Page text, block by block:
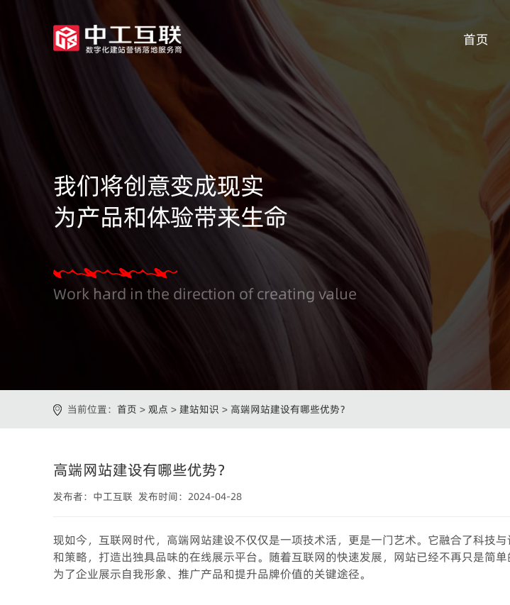
首页
我们将创意变成现实
为产品和体验带来生命
Work hard in the direction of creating value
当前位置： 首页 > 观点 > 建站知识 > 高端网站建设有哪些优势？
高端网站建设有哪些优势？
发布者：中工互联 发布时间：2024-04-28
现如今，互联网时代，高端网站建设不仅仅是一项技术活，更是一门艺术。它融合了科技
和策略，打造出独具品味的在线展示平台。随着互联网的快速发展，网站已经不再只是简
为了企业展示自我形象、推广产品和提升品牌价值的关键途径。